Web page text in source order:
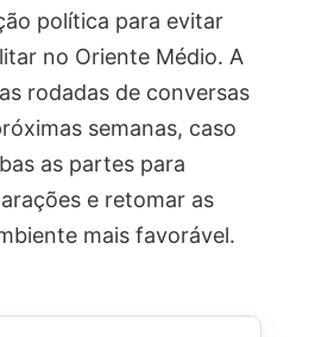
política para evitar
no Oriente Médio. A
rodadas de conversas
semanas, caso
as partes para
e retomar as
mais favorável.